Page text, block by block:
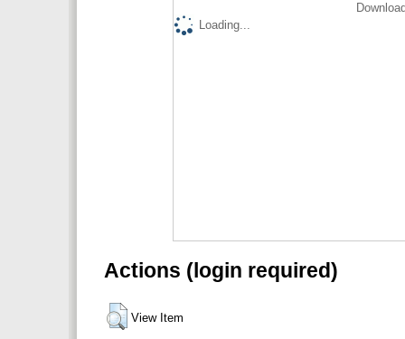
Loading...
Actions (login required)
View Item